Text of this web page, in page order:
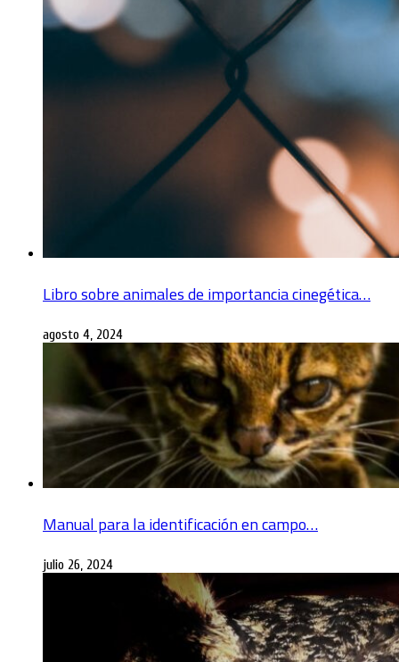
Libro sobre animales de importancia cinegética…
agosto 4, 2024
Manual para la identificación en campo…
julio 26, 2024